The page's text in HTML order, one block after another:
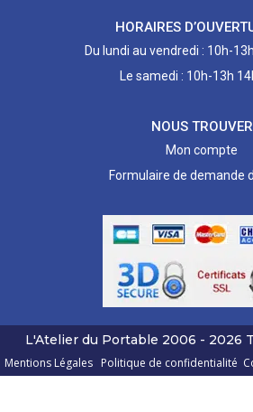
HORAIRES
Du lundi au vendredi : 10h-
Le samedi : 10h-13h
NOUS TROUVER
Mon compte
Formulaire de demande
L'Atelier du Portable 2006 - 2026
Mentions Légales Politique de confidentialité